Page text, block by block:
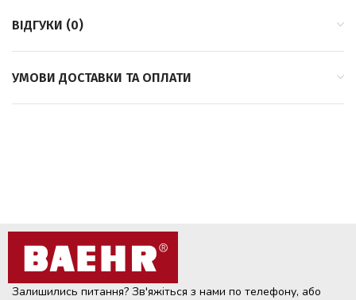
ВІДГУКИ (0)
УМОВИ ДОСТАВКИ ТА ОПЛАТИ
Залишились питання? Зв'яжіться з нами по телефону, або